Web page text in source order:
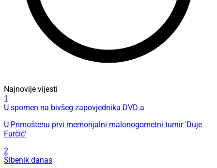
Najnovije vijesti
1
U spomen na bivšeg zapovjednika DVD-a
U Primoštenu prvi memorijalni malonogometni turnir 'Duje
Furčić'
2
Šibenik danas